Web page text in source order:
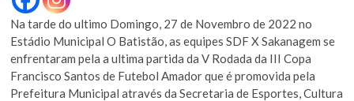
Na tarde do ultimo Domingo, 27 de Novembro de 2022 no
Estádio Municipal O Batistão, as equipes SDF X Sakanagem se
enfrentaram pela a ultima partida da V Rodada da III Copa
Francisco Santos de Futebol Amador que é promovida pela
Prefeitura Municipal através da Secretaria de Esportes, Cultura